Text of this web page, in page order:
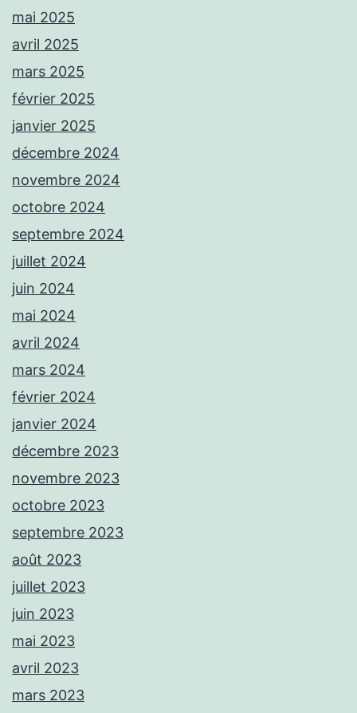
mai 2025
avril 2025
mars 2025
février 2025
janvier 2025
décembre 2024
novembre 2024
octobre 2024
septembre 2024
juillet 2024
juin 2024
mai 2024
avril 2024
mars 2024
février 2024
janvier 2024
décembre 2023
novembre 2023
octobre 2023
septembre 2023
août 2023
juillet 2023
juin 2023
mai 2023
avril 2023
mars 2023